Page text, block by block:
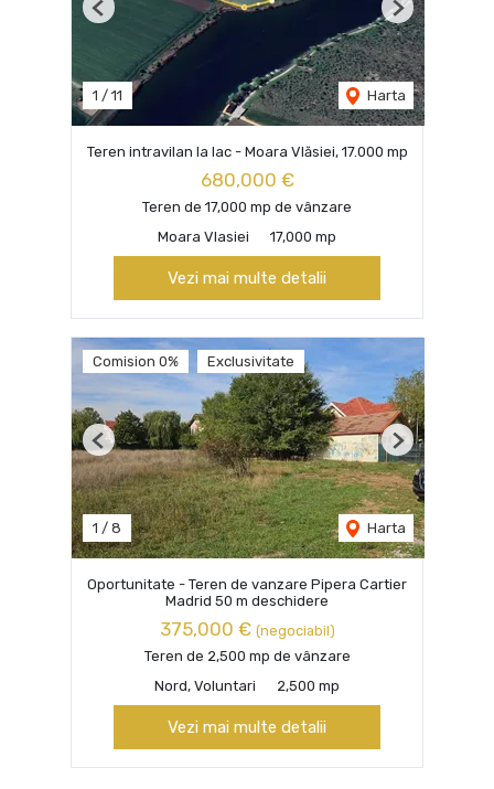
1 / 11 Harta
Previous Next
Teren intravilan la lac - Moara Vlăsiei, 17.000 mp
680,000 €
Teren de 17,000 mp de vânzare
Moara Vlasiei
17,000 mp
Vezi mai multe detalii
Comision 0% Exclusivitate
1 / 8 Harta
Previous Next
Oportunitate - Teren de vanzare Pipera Cartier
Madrid 50 m deschidere
375,000 € (negociabil)
Teren de 2,500 mp de vânzare
Nord, Voluntari
2,500 mp
Vezi mai multe detalii